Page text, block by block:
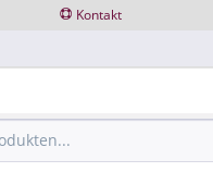
Kontakt